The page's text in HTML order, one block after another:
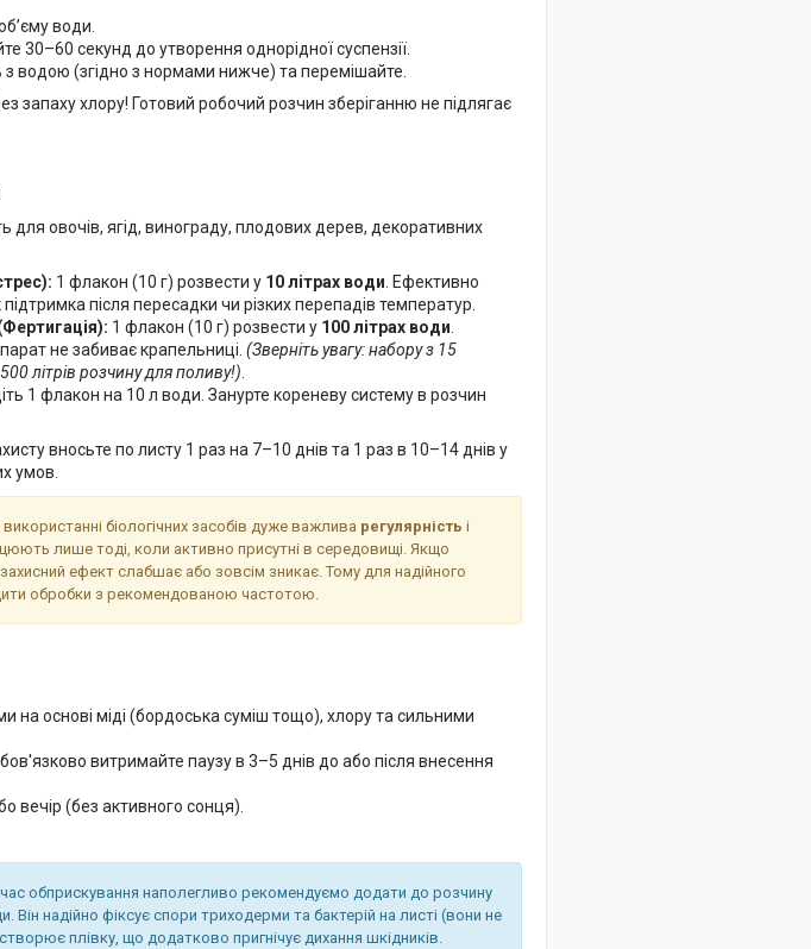
води.
30–60 секунд до утворення однорідної суспензії.
з водою (згідно з нормами нижче) та перемішайте.
запаху хлору! Готовий робочий розчин зберіганню не підлягає
для овочів, ягід, винограду, плодових дерев, декоративних
1 флакон (10 г) розвести у 10 літрах води. Ефективно
після пересадки чи різких перепадів температур.
1 флакон (10 г) розвести у 100 літрах води.
не забиває крапельниці. (Зверніть увагу: набору з 15
літрів розчину для поливу!).
1 флакон на 10 л води. Занурте кореневу систему в розчин
вносьте по листу 1 раз на 7–10 днів та 1 раз в 10–14 днів у
умов.
використанні біологічних засобів дуже важлива регулярність і
лише тоді, коли активно присутні в середовищі. Якщо
ефект слабшає або зовсім зникає. Тому для надійного
обробки з рекомендованою частотою.
на основі міді (бордоська суміш тощо), хлору та сильними
витримайте паузу в 3–5 днів до або після внесення
вечір (без активного сонця).
обприскування наполегливо рекомендуємо додати до розчину
Він надійно фіксує спори триходерми та бактерій на листі (вони не
плівку, що додатково пригнічує дихання шкідників.